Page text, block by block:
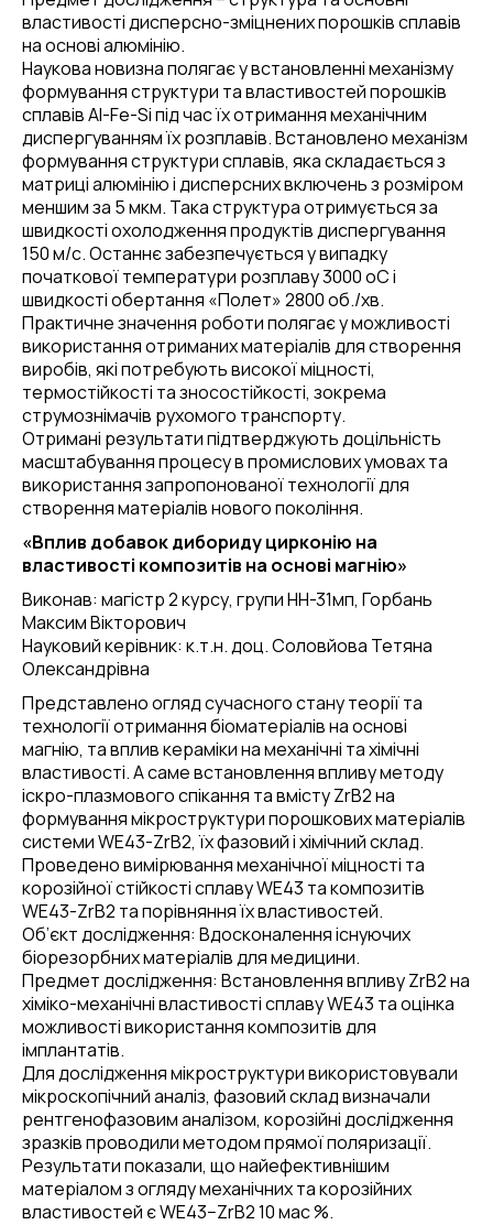
властивості дисперсно-зміцнених порошків сплавів
на основі алюмінію.
Наукова новизна полягає у встановленні механізму
формування структури та властивостей порошків
сплавів Al-Fe-Si під час їх отримання механічним
диспергуванням їх розплавів. Встановлено механізм
формування структури сплавів, яка складається з
матриці алюмінію і дисперсних включень з розміром
меншим за 5 мкм. Така структура отримується за
швидкості охолодження продуктів диспергування
150 м/с. Останнє забезпечується у випадку
початкової температури розплаву 3000 оС і
швидкості обертання «Полет» 2800 об./хв.
Практичне значення роботи полягає у можливості
використання отриманих матеріалів для створення
виробів, які потребують високої міцності,
термостійкості та зносостійкості, зокрема
струмознімачів рухомого транспорту.
Отримані результати підтверджують доцільність
масштабування процесу в промислових умовах та
використання запропонованої технології для
створення матеріалів нового покоління.
«Вплив добавок дибориду цирконію на
властивості композитів на основі магнію»
Виконав: магістр 2 курсу, групи НН-31мп, Горбань
Максим Вікторович
Науковий керівник: к.т.н. доц. Соловйова Тетяна
Олександрівна
Представлено огляд сучасного стану теорії та
технології отримання біоматеріалів на основі
магнію, та вплив кераміки на механічні та хімічні
властивості. А саме встановлення впливу методу
іскро-плазмового спікання та вмісту ZrB2 на
формування мікроструктури порошкових матеріалів
системи WE43-ZrB2, їх фазовий і хімічний склад.
Проведено вимірювання механічної міцності та
корозійної стійкості сплаву WE43 та композитів
WE43-ZrB2 та порівняння їх властивостей.
Об’єкт дослідження: Вдосконалення існуючих
біорезорбних матеріалів для медицини.
Предмет дослідження: Встановлення впливу ZrB2 на
хіміко-механічні властивості сплаву WE43 та оцінка
можливості використання композитів для
імплантатів.
Для дослідження мікроструктури використовували
мікроскопічний аналіз, фазовий склад визначали
рентгенофазовим аналізом, корозійні дослідження
зразків проводили методом прямої поляризації.
Результати показали, що найефективнішим
матеріалом з огляду механічних та корозійних
властивостей є WE43−ZrB2 10 мас %.